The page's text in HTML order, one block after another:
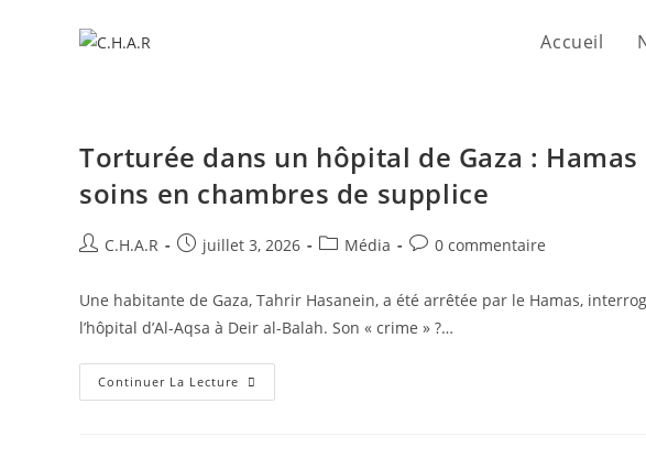
Accueil
Torturée dans un hôpital de Gaza :
soins en chambres de supplice
C.H.A.R juillet 3, 2026 Média 0 commentaire
Une habitante de Gaza, Tahrir Hasanein, a été arrêtée par le Hamas,
l’hôpital d’Al-Aqsa à Deir al-Balah. Son « crime » ?…
Continuer La Lecture